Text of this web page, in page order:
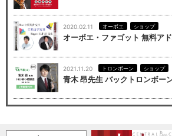
2020.02.11 オーボエ ショップ
オーボエ・ファゴット 無料ア
2021.11.20 トロンボーン ショップ
青木 昂先生 バックトロンボー